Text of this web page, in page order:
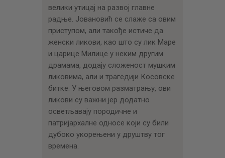
велики утицај на развој главне
радње. Јовановић се слаже са овим
приступом, али такође истиче да
женски ликови, као што су лик Маре
и царице Милице у неким другим
драмама, додају сложеност мушким
ликовима, али и трагедији Косовске
битке. У његовом разматрању, ови
ликови су важни јер додатно
осветљавају породичне и
патријархалне односе који су били
дубоко укорењени у друштву тог
времена.